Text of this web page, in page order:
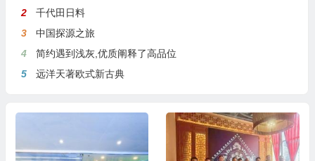
2
千代田日料
3
中国探源之旅
4
简约遇到浅灰,优质阐释了高品位
5
远洋天著欧式新古典